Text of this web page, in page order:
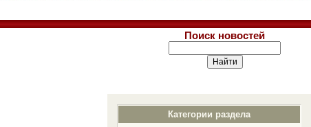
Поиск новостей
Категории раздела